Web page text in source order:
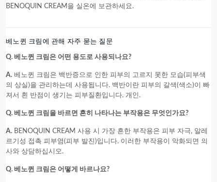
BENOQUIN CREAM을 실온에 보관하세요.
베노퀸 크림에 관해 자주 묻는 질문
Q. 베노퀸 크림은 어떤 용도로 사용되나요?
A. 베노퀸 크림은 백반증으로 인한 피부의 고르지 못한 모습(피부색
의 상실)을 관리하는데 사용됩니다. 백반이란 피부의 갈색(색소)이 빠
져서 흰 반점이 생기는 피부질환입니다. 개인.
Q. 베노퀸 크림을 바르면 흔히 나타나는 부작용은 무엇인가요?
A. BENOQUIN CREAM 사용 시 가장 흔한 부작용은 피부 자극, 알레
르기성 접촉 피부염(피부 발진)입니다. 이러한 부작용이 악화되면 의
사와 상담하십시오.
Q. 베노퀸 크림은 어떻게 바르나요?